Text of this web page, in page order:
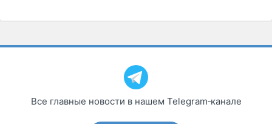
Все главные новости в нашем Telegram‑канале